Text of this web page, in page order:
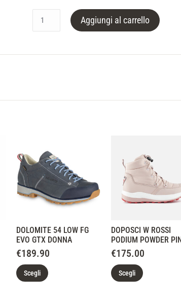
Aggiungi al carrello
DOLOMITE 54 LOW FG
EVO GTX DONNA
€189.90
Scegli
DOPOSCI W ROSSI
PODIUM POWDER
€175.00
Scegli